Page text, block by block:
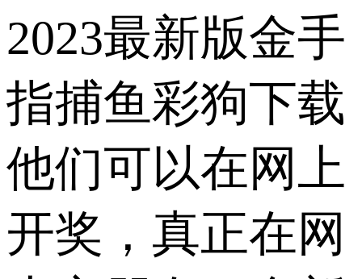
2023最新版金手
指捕鱼彩狗下载
他们可以在网上
开奖，真正在网